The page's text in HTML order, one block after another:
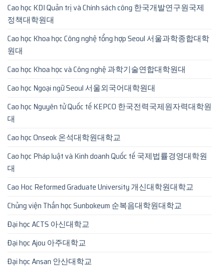
Cao học KDI Quản trị và Chính sách công 한국개발연구원국제
정책대학원대
Cao học Khoa học Công nghệ tổng hợp Seoul 서울과학종합대학
원대
Cao học Khoa học và Công nghệ 과학기술연합대학원대
Cao học Ngoại ngữ Seoul 서울외국어대학원대
Cao học Nguyên tử Quốc tế KEPCO 한국전력국제원자력대학원
대
Cao học Onseok 온석대학원대학교
Cao học Pháp luật và Kinh doanh Quốc tế 국제법률경영대학원
대
Cao Hoc Reformed Graduate University 개신대학원대학교
Chủng viện Thần học Sunbokeum 순복음대학원대학교
Đại học ACTS 아신대학교
Đại học Ajou 아주대학교
Đại học Ansan 안산대학교